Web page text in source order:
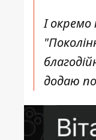
І
додаю